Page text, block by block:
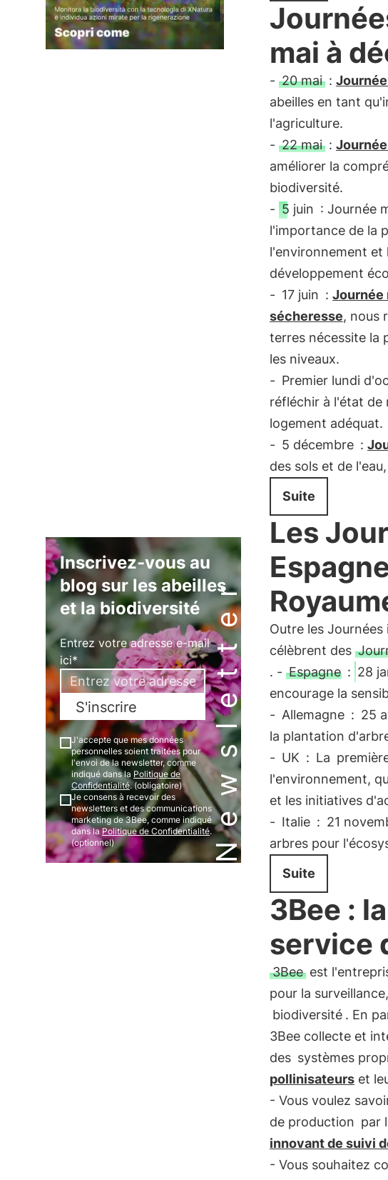
Newsletter
Inscrivez-vous au
blog sur les abeilles
et la biodiversité
Entrez votre adresse e-mail
ici*
S'inscrire
J'accepte que mes données
personnelles soient traitées pour
l'envoi de la newsletter, comme
indiqué dans la Politique de
Confidentialité. (obligatoire)
Je consens à recevoir des
newsletters et des communications
marketing de 3Bee, comme indiqué
dans laPolitique de Confidentialité.
(optionnel)
mai à
- 20 mai:
abeilles en tant
l'agriculture.
- 22 mai:
améliorer la
biodiversité.
- 5 juin : Journée
l'importance de la
l'environnement et
développement
- 17 juin : Journée
sécheresse, nous
terres nécessite la
les niveaux.
- Premier lundi
réfléchir à l'état de
logement adéquat.
- 5 décembre :
des sols et de
Suite
Les
Outre les
célèbrent des
. - Espagne : 28
encourage la
- Allemagne : 25
la plantation
- UK : La
l'environnement,
et les initiatives
- Italie : 21
arbres pour
Suite
3Bee :
service
3Beeest
pour la
biodiversité . En
3Bee collecte et
des systèmes
pollinisateurset
- Vous voulez
de production par
innovant de suivi
- Vous souhaitez